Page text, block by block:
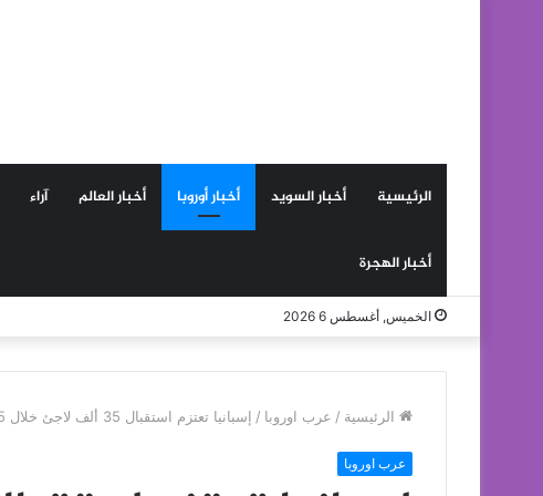
الرئيسية أخبار السويد أخبار أوروبا أخبار العالم آراء
أخبار الهجرة
الخميس, أغسطس 6 2026
الرئيسية / عرب اوروبا / إسبانيا تعتزم استقبال 35 ألف لاجئ خلال 2015‎
عرب اوروبا